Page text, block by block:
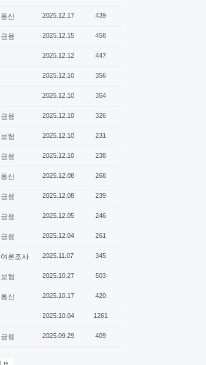
통신 2025.12.17 439
금융 2025.12.15 458
2025.12.12 447
2025.12.10 356
2025.12.10 354
금융 2025.12.10 326
보험 2025.12.10 231
금융 2025.12.10 238
통신 2025.12.08 268
금융 2025.12.08 239
금융 2025.12.05 246
금융 2025.12.04 261
여론조사 2025.11.07 345
보험 2025.10.27 503
통신 2025.10.17 420
2025.10.04 1261
금융 2025.09.29 409